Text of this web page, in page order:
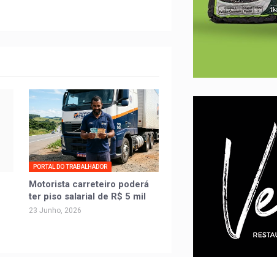
PORTAL DO TRABALHADOR
Motorista carreteiro poderá
ter piso salarial de R$ 5 mil
23 Junho, 2026